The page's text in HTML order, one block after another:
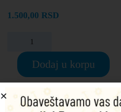
1.500,00 RSD
Dodaj u korpu
Podeli na društvenim mrežama